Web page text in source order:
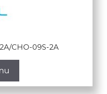
CHO-09S-2A